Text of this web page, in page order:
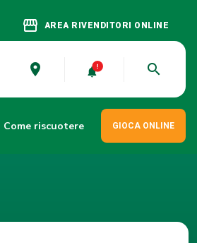
storefront AREA RIVENDITORI ONLINE
place search
Come riscuotere GIOCA ONLINE